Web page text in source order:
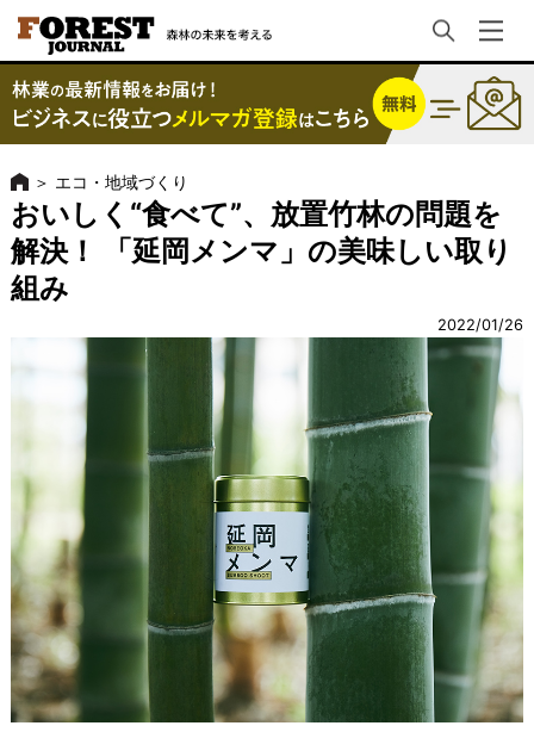
＞ エコ・地域づくり
おいしく“食べて”、放置竹林の問題を
解決！ 「延岡メンマ」の美味しい取り
組み
2022/01/26